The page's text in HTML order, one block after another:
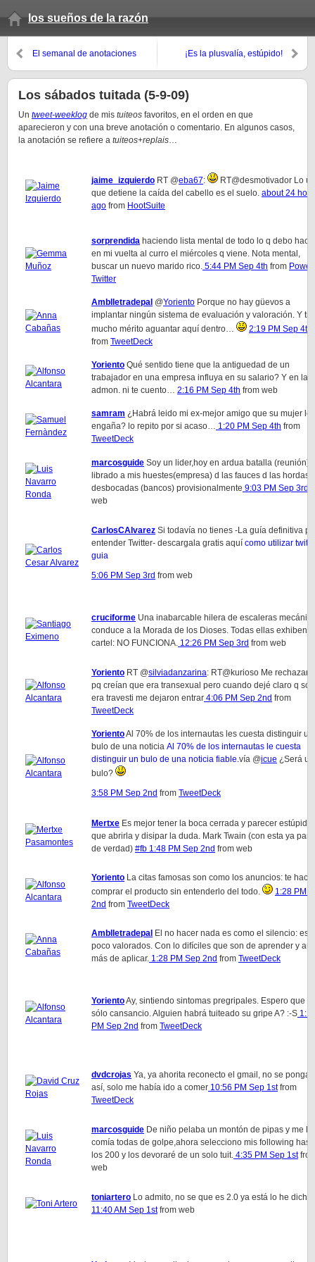
los sueños de la razón
El semanal de anotaciones
¡Es la plusvalía, estúpido!
Los sábados tuitada (5-9-09)
Un tweet-weeklog de mis tuiteos favoritos, en el orden en que
aparecieron y con una breve anotación o comentario. En algunos casos,
la anotación se refiere a tuiteos+replais…
jaime_izquierdo RT @eba67:
RT@desmotivador Lo
que detiene la caída del cabello es el suelo. about 24
ago from HootSuite
sorprendida haciendo lista mental de todo lo q debo
en mi vuelta al curro el miércoles q viene. Nota mental,
buscar un nuevo marido rico. 5:44 PM Sep 4th from Power
Twitter
Amblletradepal @Yoriento Porque no hay güevos a
implantar ningún sistema de evaluación y valoración. Y
mucho mérito aguantar aquí dentro…
2:19 PM Sep 4th
from TweetDeck
Yoriento Qué sentido tiene que la antiguedad de un
trabajador en una empresa influya en su salario? Y en la
admon. ni te cuento… 2:16 PM Sep 4th from web
samram ¿Habrá leido mi ex-mejor amigo que su mujer le
engaña? lo repito por si acaso… 1:20 PM Sep 4th from
TweetDeck
marcosguide Soy un lider,hoy en ardua batalla (reunión)
librado a mis huestes(empresa) d las fauces d las hordas
desbocadas (bancos) provisionalmente 9:03 PM Sep 3rd
web
CarlosCAlvarez Si todavía no tienes -La guía definitiva
entender Twitter- descargala gratis aquí como utilizar
guia
5:06 PM Sep 3rd from web
cruciforme Una inabarcable hilera de escaleras
conduce a la Morada de los Dioses. Todas ellas exhiben
cartel: NO FUNCIONA. 12:26 PM Sep 3rd from web
Yoriento RT @silviadanzarina: RT@kurioso Me
pq creían que era transexual pero cuando dejé claro q
era travesti me dejaron entrar 4:06 PM Sep 2nd from
TweetDeck
YorientoAl 70% de los internautas les cuesta distinguir un
bulo de una noticia Al 70% de los internautas le cuesta
distinguir un bulo de una noticia fiable.vía @icue ¿Será un
bulo?
3:58 PM Sep 2nd from TweetDeck
Mertxe Es mejor tener la boca cerrada y parecer estúpido
que abrirla y disipar la duda. Mark Twain (con esta ya
de verdad) #fb 1:48 PM Sep 2nd from web
Yoriento La citas famosas son como los anuncios: te
comprar el producto sin entenderlo del todo.
1:28 PM
2nd from TweetDeck
Amblletradepal El no hacer nada es como el silencio:
poco valorados. Con lo difíciles que son de aprender y
más de aplicar. 1:28 PM Sep 2nd from TweetDeck
YorientoAy, sintiendo sintomas pregripales. Espero que
sólo cansancio. Alguien habrá tuiteado su gripe A? :-S
PM Sep 2nd from TweetDeck
dvdcrojas Ya, ya ahorita reconecto el gmail, no se pongan
así, solo me había ido a comer 10:56 PM Sep 1st from
TweetDeck
marcosguide De niño pelaba un montón de pipas y me
comía todas de golpe,ahora selecciono mis following
los 200 y los devoraré de un solo tuit. 4:35 PM Sep 1st
web
toniartero Lo admito, no se que es 2.0 ya está lo he dicho!
11:40 AM Sep 1st from web